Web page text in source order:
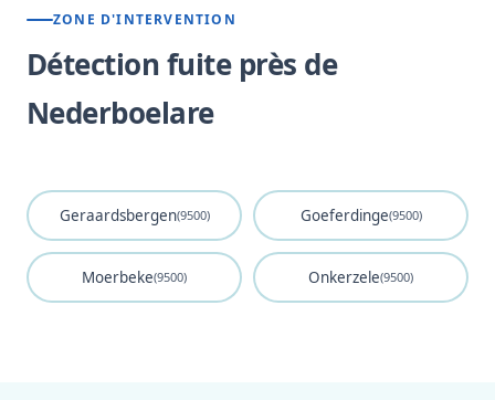
ZONE D'INTERVENTION
Détection fuite près de
Nederboelare
Geraardsbergen(9500) Goeferdinge(9500)
Moerbeke(9500) Onkerzele(9500)